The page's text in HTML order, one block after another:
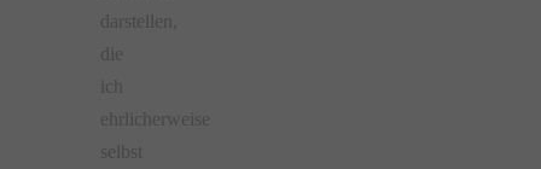
darstellen,
die
ich
ehrlicherweise
selbst